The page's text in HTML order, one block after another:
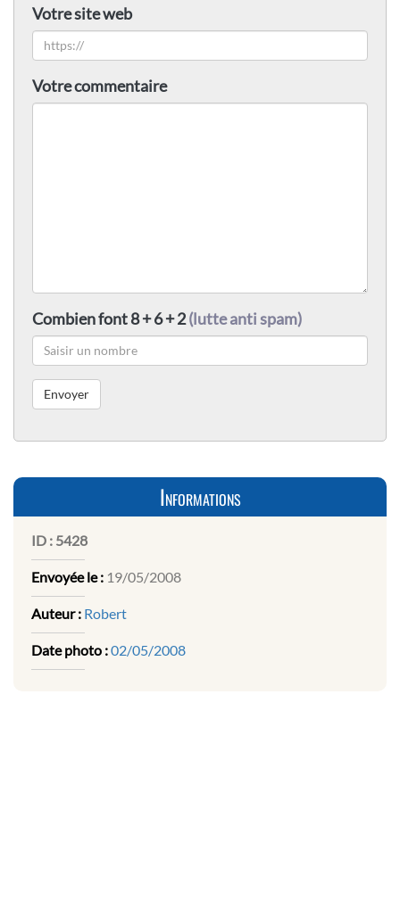
Votre site web
Votre commentaire
Combien font 8 + 6 + 2(lutte anti spam)
Informations
ID : 5428
Envoyée le : 19/05/2008
Auteur : Robert
Date photo :02/05/2008